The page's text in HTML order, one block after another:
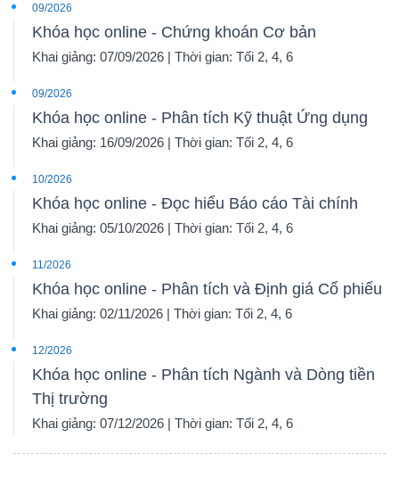
09/2026
Khóa học online - Chứng khoán Cơ bản
Khai giảng: 07/09/2026 | Thời gian: Tối 2, 4, 6
09/2026
Khóa học online - Phân tích Kỹ thuật Ứng dụng
Khai giảng: 16/09/2026 | Thời gian: Tối 2, 4, 6
10/2026
Khóa học online - Đọc hiểu Báo cáo Tài chính
Khai giảng: 05/10/2026 | Thời gian: Tối 2, 4, 6
11/2026
Khóa học online - Phân tích và Định giá Cổ phiếu
Khai giảng: 02/11/2026 | Thời gian: Tối 2, 4, 6
12/2026
Khóa học online - Phân tích Ngành và Dòng tiền
Thị trường
Khai giảng: 07/12/2026 | Thời gian: Tối 2, 4, 6